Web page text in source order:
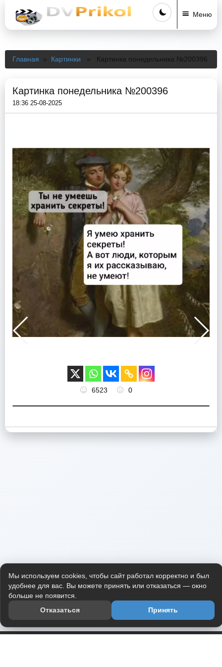
Меню
Главная » Картинки » Картинка понедельника №200396
Картинка понедельника №200396
18:36 25-08-2025
6523 0
Мы используем cookies, чтобы сайт работал корректно и был
удобнее для вас. Вы можете принять или отказаться — окно
больше не появится.
Отказаться
Принять